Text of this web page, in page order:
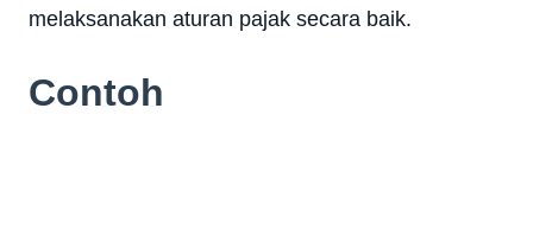
melaksanakan aturan pajak secara baik.
Contoh